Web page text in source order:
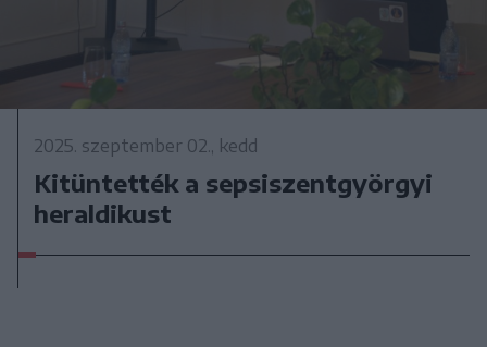
2025. szeptember 02., kedd
Kitüntették a sepsiszentgyörgyi
heraldikust